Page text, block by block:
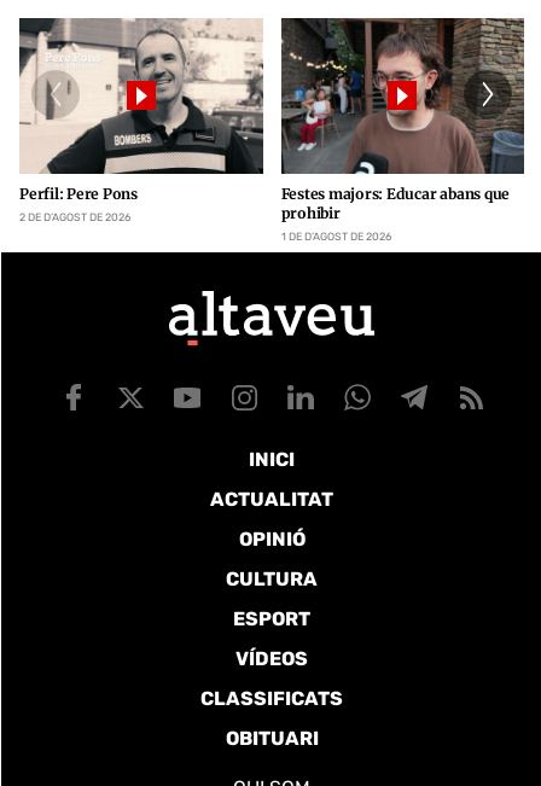
Perfil: Pere Pons
2 DE D’AGOST DE 2026
Festes majors: Educar abans que
prohibir
1 DE D’AGOST DE 2026
INICI
ACTUALITAT
OPINIÓ
CULTURA
ESPORT
VÍDEOS
CLASSIFICATS
OBITUARI